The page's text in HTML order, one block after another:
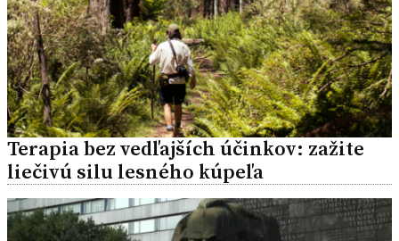
Terapia bez vedľajších účinkov: zažite
liečivú silu lesného kúpeľa